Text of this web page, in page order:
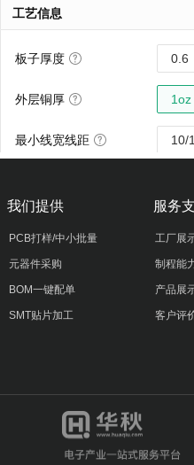
我们提供
PCB打样/中小批量
元器件采购
BOM一键配单
SMT贴片加工
服务
工厂展
制程能
产品展
客户评